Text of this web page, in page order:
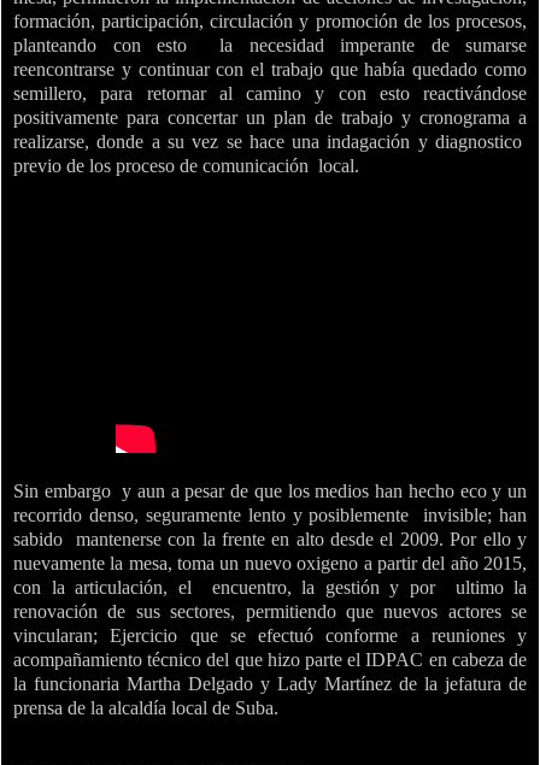
formación, participación, circulación y promoción de los procesos,
planteando con esto
la necesidad imperante de sumarse
reencontrarse y continuar con el trabajo que había quedado como
semillero, para retornar al camino y con esto reactivándose
positivamente para concertar un plan de trabajo y cronograma a
realizarse, donde a su vez se hace una indagación y diagnostico
previo de los proceso de comunicación local.
Sin embargo y aun a pesar de que los medios han hecho eco y un
recorrido denso, seguramente lento y posiblemente
invisible; han
sabido
mantenerse con la frente en alto desde el 2009. Por ello y
nuevamente la mesa, toma un nuevo oxigeno a partir del año 2015,
con la articulación, el
encuentro, la gestión y por
ultimo la
renovación de sus sectores, permitiendo que nuevos actores se
vincularan; Ejercicio que se efectuó conforme a reuniones y
acompañamiento técnico del que hizo parte el IDPAC en cabeza de
la funcionaria Martha Delgado y Lady Martínez de la jefatura de
prensa de la alcaldía local de Suba.